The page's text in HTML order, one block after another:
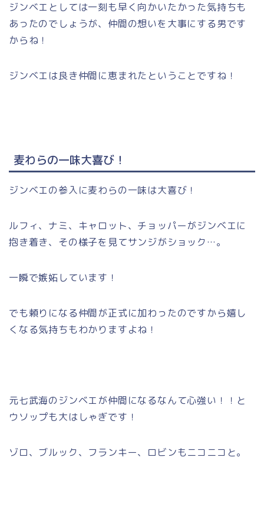
ジンベエとしては一刻も早く向かいたかった気持ちも
あったのでしょうが、仲間の想いを大事にする男です
からね！
ジンベエは良き仲間に恵まれたということですね！
麦わらの一味大喜び！
ジンベエの参入に麦わらの一味は大喜び！
ルフィ、ナミ、キャロット、チョッパーがジンベエに
抱き着き、その様子を見てサンジがショック…。
一瞬で嫉妬しています！
でも頼りになる仲間が正式に加わったのですから嬉し
くなる気持ちもわかりますよね！
元七武海のジンベエが仲間になるなんて心強い！！と
ウソップも大はしゃぎです！
ゾロ、ブルック、フランキー、ロビンもニコニコと。